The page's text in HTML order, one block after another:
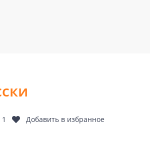
1 Добавить в избранное